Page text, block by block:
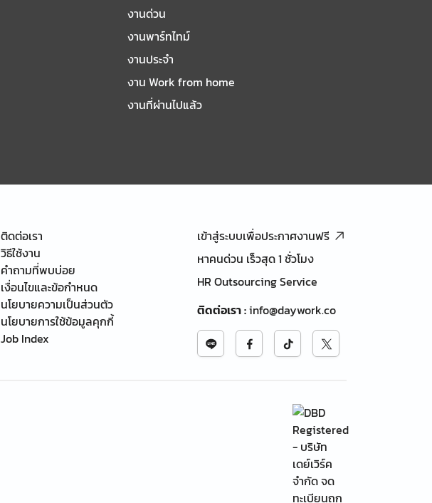
งานด่วน
งานพาร์ทไทม์
งานประจำ
งาน Work from home
งานที่ผ่านไปแล้ว
ติดต่อเรา
วิธีใช้งาน
คำถามที่พบบ่อย
เงื่อนไขและข้อกำหนด
นโยบายความเป็นส่วนตัว
นโยบายการใช้ข้อมูลคุกกี้
Job Index
เข้าสู่ระบบเพื่อประกาศงานฟรี
หาคนด่วน เร็วสุด 1 ชั่วโมง
HR Outsourcing Service
ติดต่อเรา:info@daywork.co